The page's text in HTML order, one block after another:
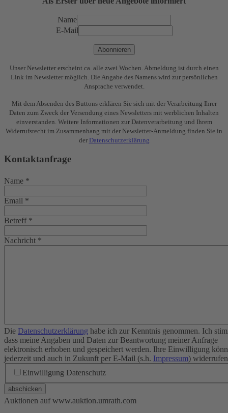
Name
E-Mail
Abonnieren
Unser Newsletter erscheint ca. alle zwei Wochen. Abmeldung ist durch einen
Link im Newsletter möglich. Die Angabe des Namens wird zur persönlichen
Ansprache verwendet.
Mit dem Absenden des Buttons erklären Sie sich mit der Verarbeitung Ihrer
Daten zum Zweck der Versendung eines Newsletters mit werblichen Inhalten
einverstanden. Weitere Informationen zur Datenverarbeitung und Ihrem
Widerrufsrecht im Zusammenhang mit der Newsletter-Anmeldung finden Sie in
der Datenschutzerklärung
Kontaktanfrage
Name *
Email *
Betreff *
Nachricht *
Die Datenschutzerklärung habe ich zur Kenntnis genommen. Ich
dass meine Angaben und Daten zur Beantwortung meiner Anfrage
elektronisch erhoben und gespeichert werden. Ihre Einwilligung
jederzeit und auch in Zukunft per E-Mail (s.h. Impressum)
Einwilligung Datenschutz
abschicken
Auktionen auf www.auktion.umrath.com